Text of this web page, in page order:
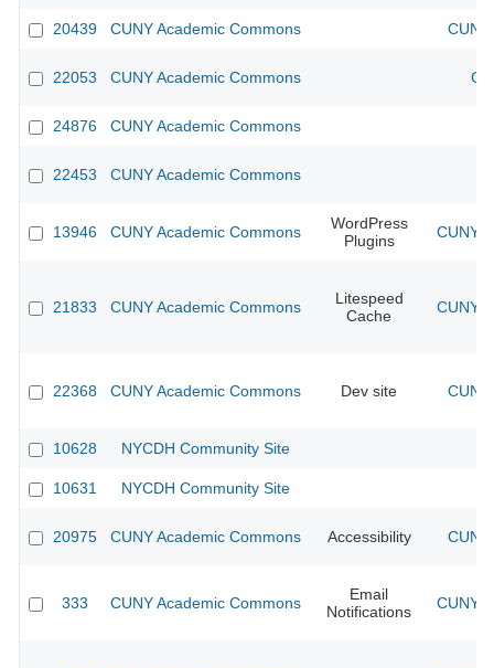
20439 CUNY Academic Commons
22053 CUNY Academic Commons
24876 CUNY Academic Commons
22453 CUNY Academic Commons
13946 CUNY Academic Commons
WordPress
Plugins
CUNY
21833 CUNY Academic Commons
Litespeed
Cache
CUNY
22368 CUNY Academic Commons Dev site
10628 NYCDH Community Site
10631 NYCDH Community Site
20975 CUNY Academic Commons Accessibility
333 CUNY Academic Commons
Email
Notifications
CUNY